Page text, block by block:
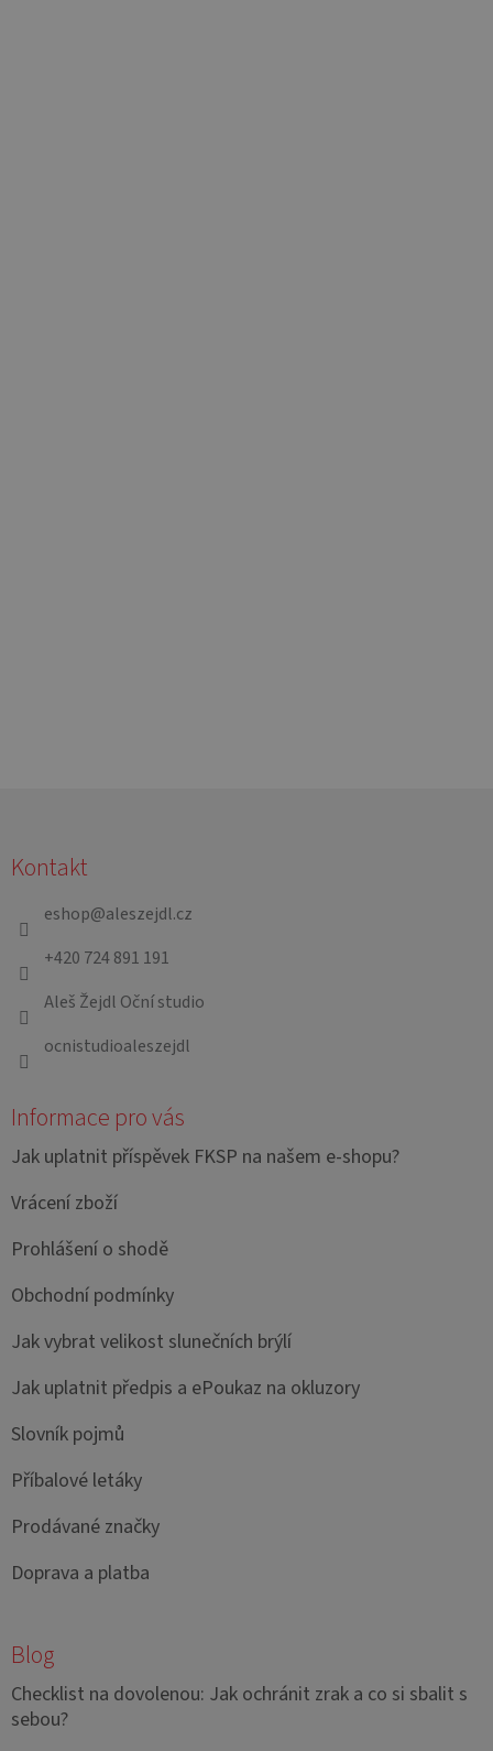
Kontakt
eshop@aleszejdl.cz
+420 724 891 191
Aleš Žejdl Oční studio
ocnistudioaleszejdl
Informace pro vás
Jak uplatnit příspěvek FKSP na našem e-shopu?
Vrácení zboží
Prohlášení o shodě
Obchodní podmínky
Jak vybrat velikost slunečních brýlí
Jak uplatnit předpis a ePoukaz na okluzory
Slovník pojmů
Příbalové letáky
Prodávané značky
Doprava a platba
Blog
Checklist na dovolenou: Jak ochránit zrak a co si sbalit s
sebou?